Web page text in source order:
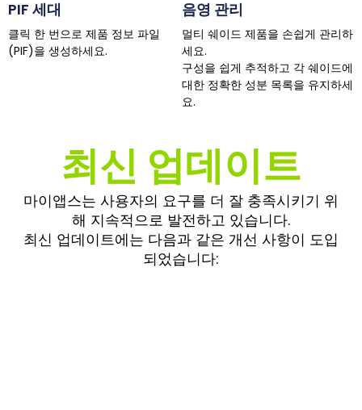
PIF 세대
클릭 한 번으로 제품 정보 파일
(PIF)을 생성하세요.
음영 관리
멀티 쉐이드 제품을 손쉽게 관리하
세요.
구성을 쉽게 추적하고 각 쉐이드에
대한 정확한 성분 목록을 유지하세
요.
최신 업데이트
마이앱스는 사용자의 요구를 더 잘 충족시키기 위
해 지속적으로 발전하고 있습니다.
최신 업데이트에는 다음과 같은 개선 사항이 도입
되었습니다: